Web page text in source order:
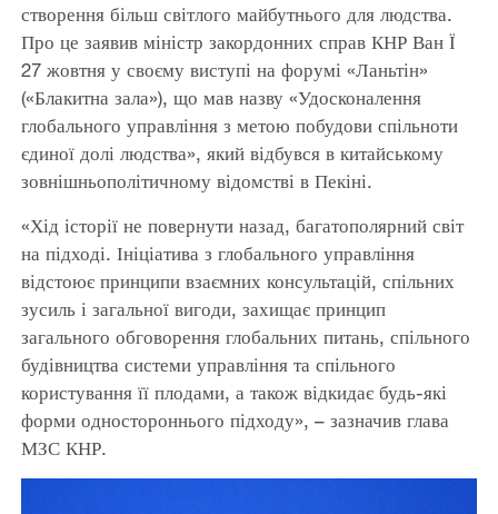
створення більш світлого майбутнього для людства.
Про це заявив міністр закордонних справ КНР Ван Ї
27 жовтня у своєму виступі на форумі «Ланьтін»
(«Блакитна зала»), що мав назву «Удосконалення
глобального управління з метою побудови спільноти
єдиної долі людства», який відбувся в китайському
зовнішньополітичному відомстві в Пекіні.
«Хід історії не повернути назад, багатополярний світ
на підході. Ініціатива з глобального управління
відстоює принципи взаємних консультацій, спільних
зусиль і загальної вигоди, захищає принцип
загального обговорення глобальних питань, спільного
будівництва системи управління та спільного
користування її плодами, а також відкидає будь-які
форми одностороннього підходу», – зазначив глава
МЗС КНР.